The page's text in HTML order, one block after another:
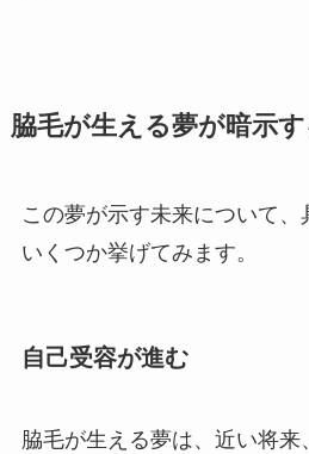
脇毛が生える夢が暗示
この夢が示す未来について、
いくつか挙げてみます。
自己受容が進む
脇毛が生える夢は、近い将来